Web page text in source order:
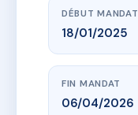
DÉBUT MANDAT
18/01/2025
FIN MANDAT
06/04/2026